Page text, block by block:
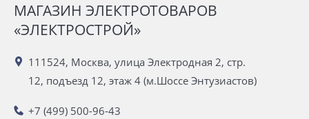
МАГАЗИН ЭЛЕКТРОТОВАРОВ
«ЭЛЕКТРОСТРОЙ»
111524, Москва, улица Электродная 2, стр.
12, подъезд 12, этаж 4 (м.Шоссе Энтузиастов)
+7 (499) 500-96-43